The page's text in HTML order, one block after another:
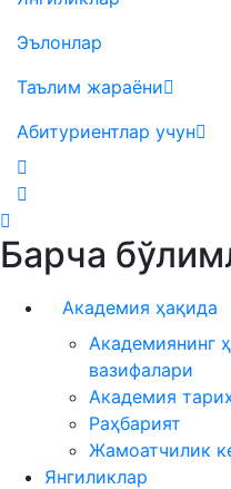
Эълонлар
Таълим жараёни
Абитуриентлар учун
Барча
Академия ҳақида
Академиянинг
вазифалари
Академия
Раҳбарият
Жамоатчилик
Янгиликлар